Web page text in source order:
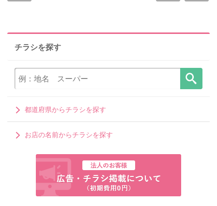
チラシを探す
都道府県からチラシを探す
お店の名前からチラシを探す